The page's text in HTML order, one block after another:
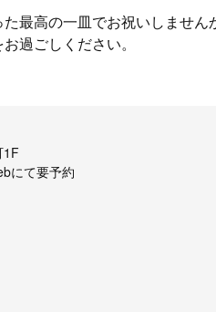
最高の一皿でお祝いしません
過ごしください。
1F
にて要予約